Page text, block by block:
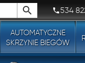
534
AUTOMATYCZNE
SKRZYNIE BIEGÓW